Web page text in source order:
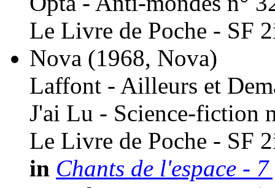
Le Livre de Poche - SF
Nova (1968, Nova)
Laffont - Ailleurs et
J'ai Lu - Science-fiction
Le Livre de Poche - SF
in Chants de l'espace -